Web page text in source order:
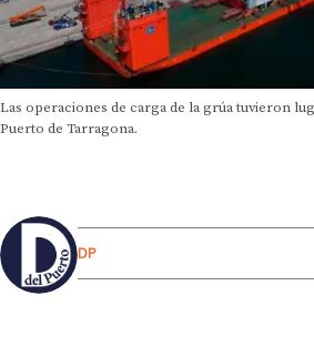
Las operaciones de carga de la grúa tuvieron
Puerto de Tarragona.
DP